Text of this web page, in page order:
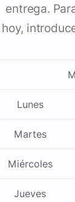
entrega.
hoy,
Lunes
Martes
Miércoles
Jueves